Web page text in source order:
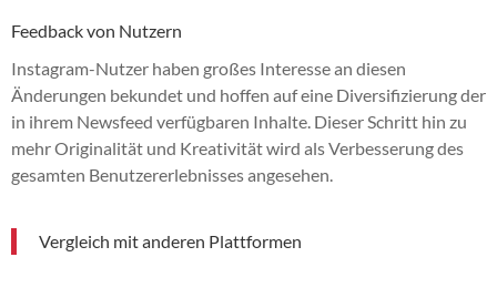
Feedback von Nutzern
Instagram-Nutzer haben großes Interesse an diesen
Änderungen bekundet und hoffen auf eine Diversifizierung der
in ihrem Newsfeed verfügbaren Inhalte. Dieser Schritt hin zu
mehr Originalität und Kreativität wird als Verbesserung des
gesamten Benutzererlebnisses angesehen.
Vergleich mit anderen Plattformen